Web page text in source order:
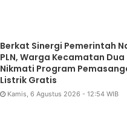
Berkat Sinergi Pemerintah
PLN, Warga Kecamatan
Nikmati Program
Listrik Gratis
Kamis, 6 Agustus 2026 - 12:54 WIB